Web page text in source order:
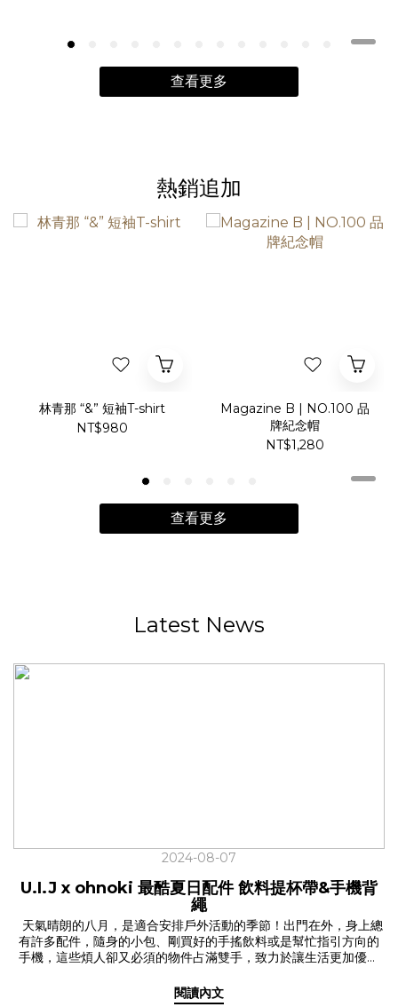
查看更多
熱銷追加
林青那 “&” 短袖T-shirt
NT$980
Magazine B | NO.100 品
牌紀念帽
NT$1,280
查看更多
Latest News
2024-08-07
U.I.J x ohnoki 最酷夏日配件 飲料提杯帶&手機背
繩
天氣晴朗的八月，是適合安排戶外活動的季節！出門在外，身上總
有許多配件，隨身的小包、剛買好的手搖飲料或是幫忙指引方向的
手機，這些煩人卻又必須的物件占滿雙手，致力於讓生活更加優雅
我們再次與品牌朋友ohnoki 合作，升級了人氣定番「飲料提杯帶
閱讀內文